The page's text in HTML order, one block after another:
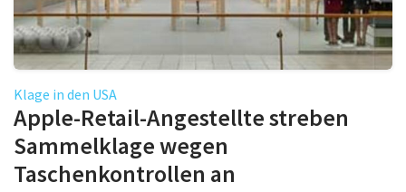
Klage in den USA
Apple-Retail-Angestellte streben
Sammelklage wegen
Taschenkontrollen an